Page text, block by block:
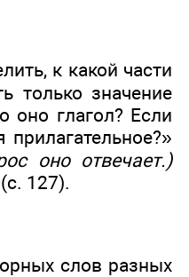
к какой части
только значение
оно глагол? Если
оно отвечает.)
127).
слов разных